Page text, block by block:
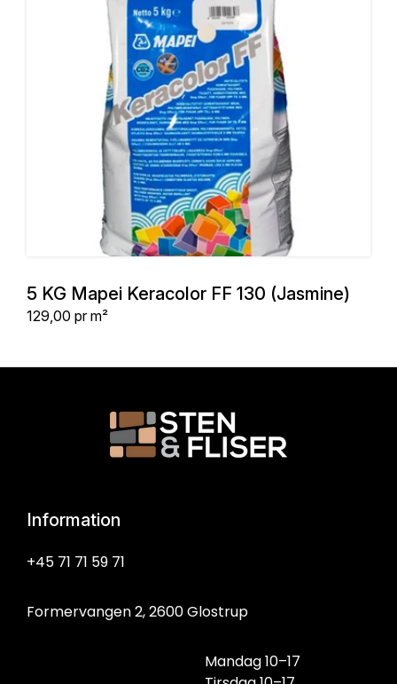
5 KG Mapei Keracolor FF 130 (Jasmine)
Stykpris
129,00 pr m²
Information
+45 71 71 59 71
Formervangen 2, 2600 Glostrup
Mandag 10–17